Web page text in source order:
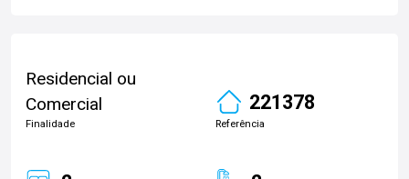
Residencial ou
Comercial
Finalidade
221378
Referência